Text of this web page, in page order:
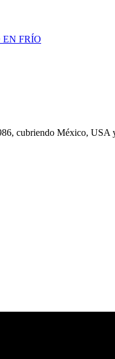
FRÍO
cubriendo México, USA